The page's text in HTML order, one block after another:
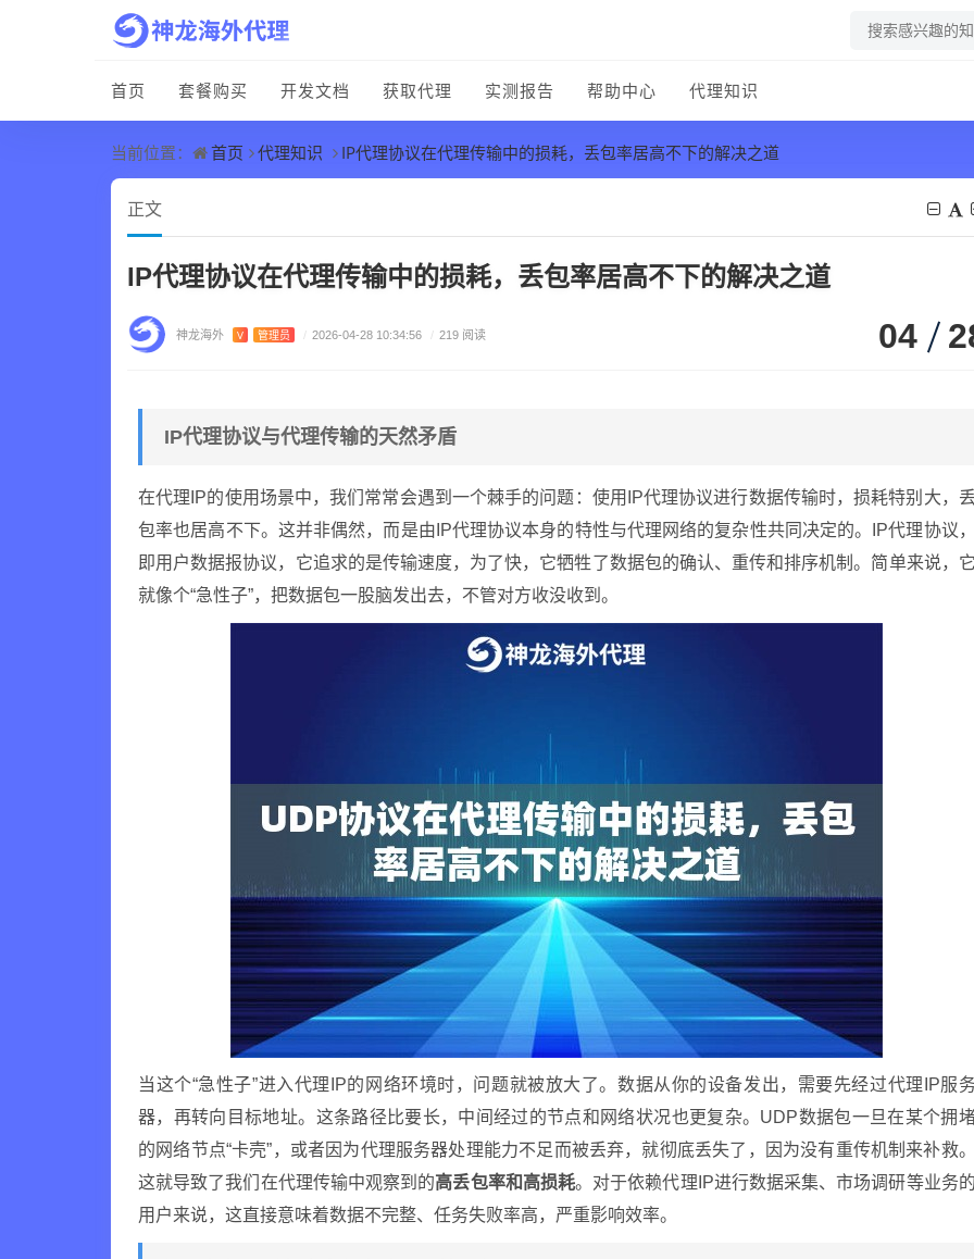
首页 套餐购买 开发文档 获取代理 实测报告 帮助中心 代理知识
当前位置： 首页 代理知识 IP代理协议在代理传输中的损耗，丢包率居高不下的解决之道
正文
IP代理协议在代理传输中的损耗，丢包率居高不下的解决之道
神龙海外 V 管理员 / 2026-04-28 10:34:56 / 219 阅读 04
IP代理协议与代理传输的天然矛盾
在代理IP的使用场景中，我们常常会遇到一个棘手的问题：使用IP代理协议进行数据传输时，损耗特别大，丢
包率也居高不下。这并非偶然，而是由IP代理协议本身的特性与代理网络的复杂性共同决定的。IP代理协议，
即用户数据报协议，它追求的是传输速度，为了快，它牺牲了数据包的确认、重传和排序机制。简单来说，它
就像个“急性子”，把数据包一股脑发出去，不管对方收没收到。
当这个“急性子”进入代理IP的网络环境时，问题就被放大了。数据从你的设备发出，需要先经过代理IP服务
器，再转向目标地址。这条路径比要长，中间经过的节点和网络状况也更复杂。UDP数据包一旦在某个拥
的网络节点“卡壳”，或者因为代理服务器处理能力不足而被丢弃，就彻底丢失了，因为没有重传机制来补救。
这就导致了我们在代理传输中观察到的高丢包率和高损耗。对于依赖代理IP进行数据采集、市场调研等业务的
用户来说，这直接意味着数据不完整、任务失败率高，严重影响效率。